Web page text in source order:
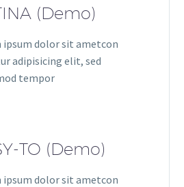
(Demo)
ipsum dolor sit ametcon
adipisicing elit, sed
tempor
TO (Demo)
ipsum dolor sit ametcon